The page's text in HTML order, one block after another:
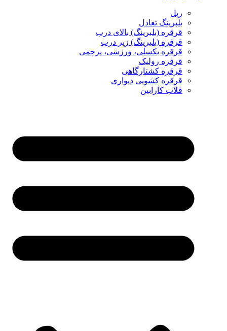
ریل
بلبرینگ تعادل
قرقره (بلبرینگ) بالای درب
قرقره (بلبرینگ) زیر درب
قرقره بکسلی، ورزشی، پرچمی
قرقره رولیک
قرقره کشتارگاهی
قرقره کشویی دیواری
قلاب کارابین